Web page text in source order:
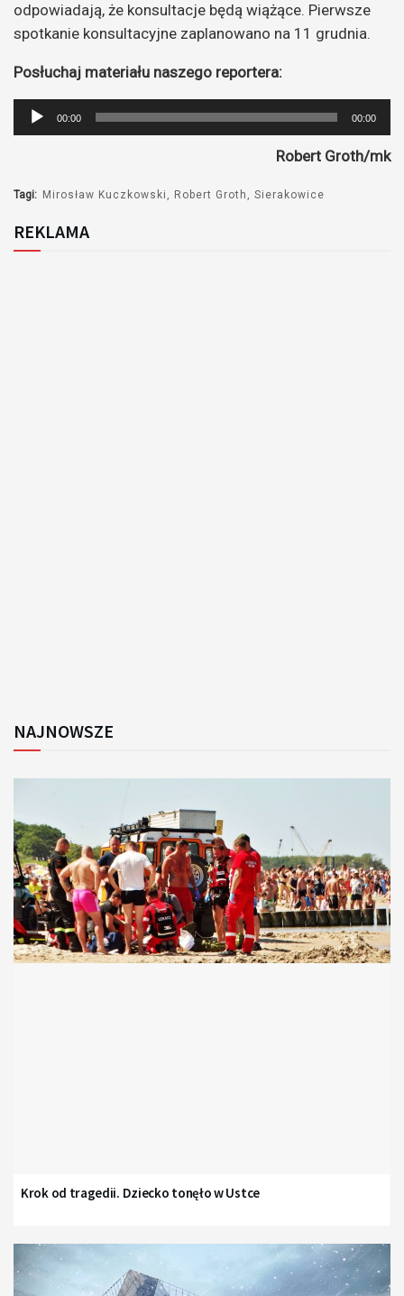
odpowiadają, że konsultacje będą wiążące. Pierwsze
spotkanie konsultacyjne zaplanowano na 11 grudnia.
Posłuchaj materiału naszego reportera:
Odtwarzacz
plików
00:00 00:00
Robert Groth/mk
Tagi: Mirosław Kuczkowski Robert Groth Sierakowice
REKLAMA
NAJNOWSZE
Krok od tragedii. Dziecko tonęło w Ustce